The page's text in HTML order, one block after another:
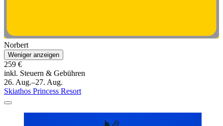
Norbert
Weniger anzeigen
259 €
inkl. Steuern & Gebühren
26. Aug.–27. Aug.
Skiathos Princess Resort